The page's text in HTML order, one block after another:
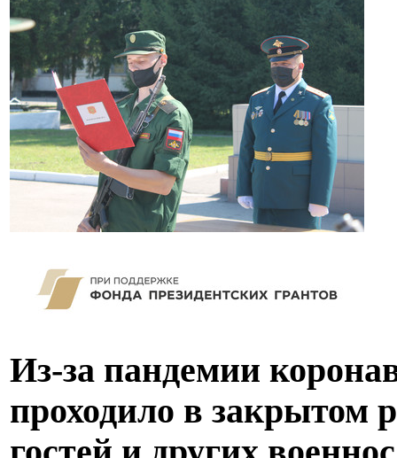
Из-за пандемии
проходило в закрытом